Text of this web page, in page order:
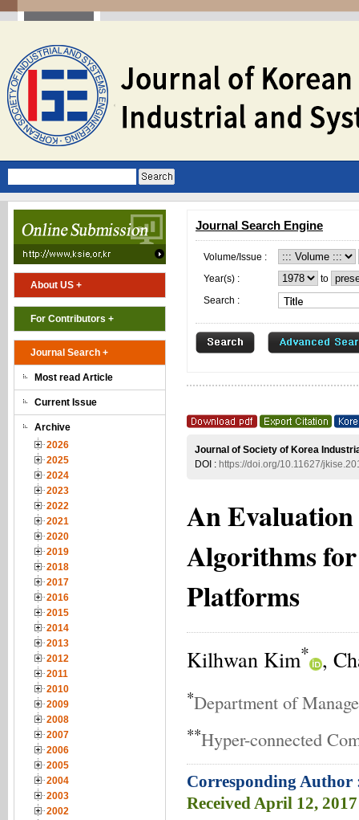
About US +
For Contributors +
Journal Search +
Most read Article
Current Issue
Archive
2026
2025
2024
2023
2022
2021
2020
2019
2018
2017
2016
2015
2014
2013
2012
2011
2010
2009
2008
2007
2006
2005
2004
2003
2002
Journal Search Engine
Volume/Issue :
Year(s) :
to
Search :
Journal of Society of Korea
DOI : https://doi.org/10.11627/
An
Algorithms
Platforms
Kilhwan Kim* ,
*Department of
**Hyper-connected
Corresponding
Received April 12,